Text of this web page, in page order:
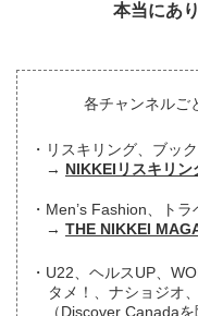
本当にあ
各チャンネルご
リスキリング、ブック
NIKKEIリスキリン
Men’s Fashion、トラ
THE NIKKEI
U22、ヘルスUP、
タメ！、ナショジオ
（Discover Canada